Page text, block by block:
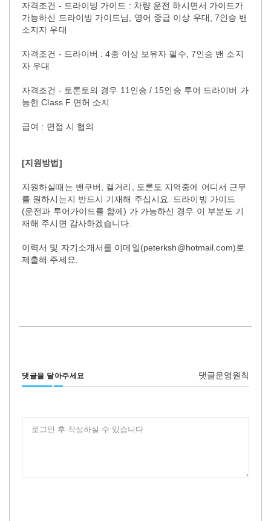
자격조건 - 드라이빙 가이드 : 차량 운전 하시면서 가이드가
가능하신 드라이빙 가이드님, 영어 중급 이상 우대, 7인승 밴
소지자 우대
자격조건 - 드라이버 : 4종 이상 보유자 필수, 7인승 밴 소지
자 우대
자격조건 - 토론토의 경우 11인승 / 15인승 투어 드라이버 가
능한 Class F 면허 소지
급여 : 면접 시 협의
[지원방법]
지원하실때는 밴쿠버, 캘거리, 토론토 지역중에 어디서 근무
를 원하시는지 반드시 기재해 주십시요. 드라이빙 가이드
(운전과 투어가이드를 함께) 가 가능하신 경우 이 부분도 기
재해 주시면 감사하겠습니다.
이력서 및 자기소개서를 이메일(peterksh@hotmail.com)로
제출해 주세요.
댓글을 달아주세요 댓글운영원칙
로그인 후 작성하실 수 있습니다